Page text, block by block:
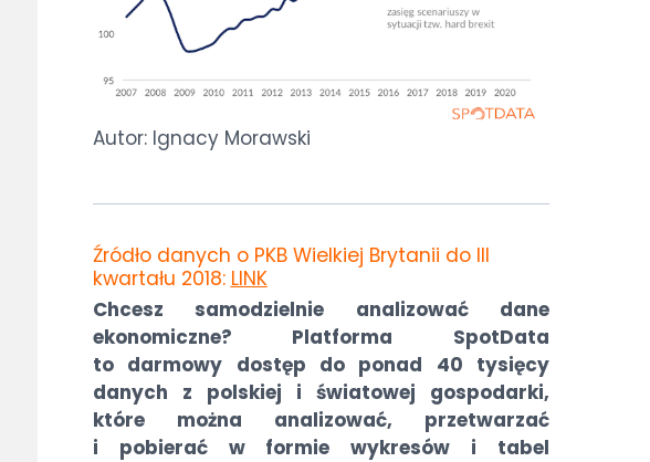
Autor: Ignacy Morawski
Źródło danych o PKB Wielkiej Brytanii do III
kwartału 2018: LINK
Chcesz samodzielnie analizować dane
ekonomiczne? Platforma SpotData
to darmowy dostęp do ponad 40 tysięcy
danych z polskiej i światowej gospodarki,
które można analizować, przetwarzać
i pobierać w formie wykresów i tabel